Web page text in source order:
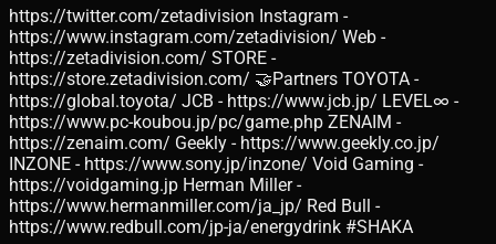
https://twitter.com/zetadivision Instagram -
https://www.instagram.com/zetadivision/ Web -
https://zetadivision.com/ STORE -
https://store.zetadivision.com/ 🤝Partners TOYOTA -
https://global.toyota/ JCB - https://www.jcb.jp/ LEVEL∞ -
https://www.pc-koubou.jp/pc/game.php ZENAIM -
https://zenaim.com/ Geekly - https://www.geekly.co.jp/
INZONE - https://www.sony.jp/inzone/ Void Gaming -
https://voidgaming.jp Herman Miller -
https://www.hermanmiller.com/ja_jp/ Red Bull -
https://www.redbull.com/jp-ja/energydrink #SHAKA